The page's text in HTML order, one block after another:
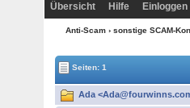
Übersicht Hilfe Einloggen
Anti-Scam › sonstige SCAM-
Seiten: 1
Ada